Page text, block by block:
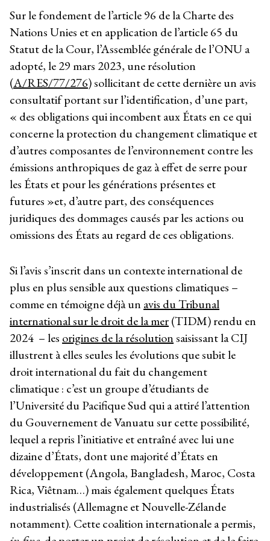
Sur le fondement de l’article 96 de la Charte des
Nations Unies et en application de l’article 65 du
Statut de la Cour, l’Assemblée générale de l’ONU a
adopté, le 29 mars 2023, une résolution
(A/RES/77/276) sollicitant de cette dernière un avis
consultatif portant sur l’identification, d’une part,
« des obligations qui incombent aux États en ce qui
concerne la protection du changement climatique et
d’autres composantes de l’environnement contre les
émissions anthropiques de gaz à effet de serre pour
les États et pour les générations présentes et
futures »et, d’autre part, des conséquences
juridiques des dommages causés par les actions ou
omissions des États au regard de ces obligations.
Si l’avis s’inscrit dans un contexte international de
plus en plus sensible aux questions climatiques –
comme en témoigne déjà un avis du Tribunal
international sur le droit de la mer(TIDM) rendu en
2024 – les origines de la résolutionsaisissant la CIJ
illustrent à elles seules les évolutions que subit le
droit international du fait du changement
climatique : c’est un groupe d’étudiants de
l’Université du Pacifique Sud qui a attiré l’attention
du Gouvernement de Vanuatu sur cette possibilité,
lequel a repris l’initiative et entraîné avec lui une
dizaine d’États, dont une majorité d’États en
développement (Angola, Bangladesh, Maroc, Costa
Rica, Viêtnam…) mais également quelques États
industrialisés (Allemagne et Nouvelle-Zélande
notamment). Cette coalition internationale a permis,